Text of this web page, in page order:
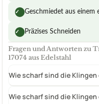
✓ Geschmiedet aus einem
✓ Präzises Schneiden
Fragen und Antworten zu
17074 aus Edelstahl
Wie scharf sind die
Wie scharf sind die